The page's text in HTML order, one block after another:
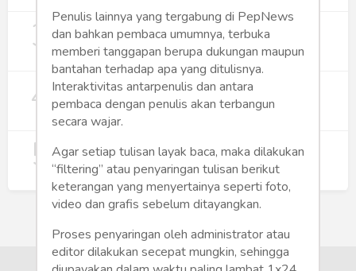
3 Digitalisasi Koperasi Merah Putih Buka
Peluang Ekonomi Baru di Desa
257
4 Rumah Subsidi dan Upaya Negara
Wujudkan Hunian Inklusif
5 Koperasi Merah Putih Didorong untuk
Perluas Distribusi Manfaat APBN
217
Penulis lainnya yang tergabung di PepNews
dan bahkan pembaca umumnya, terbuka
memberi tanggapan berupa dukungan maupun
bantahan terhadap apa yang ditulisnya.
Interaktivitas antarpenulis dan antara
pembaca dengan penulis akan terbangun
secara wajar.
Agar setiap tulisan layak baca, maka dilakukan
“filtering” atau penyaringan tulisan berikut
keterangan yang menyertainya seperti foto,
video dan grafis sebelum ditayangkan.
Proses penyaringan oleh administrator atau
editor dilakukan secepat mungkin, sehingga